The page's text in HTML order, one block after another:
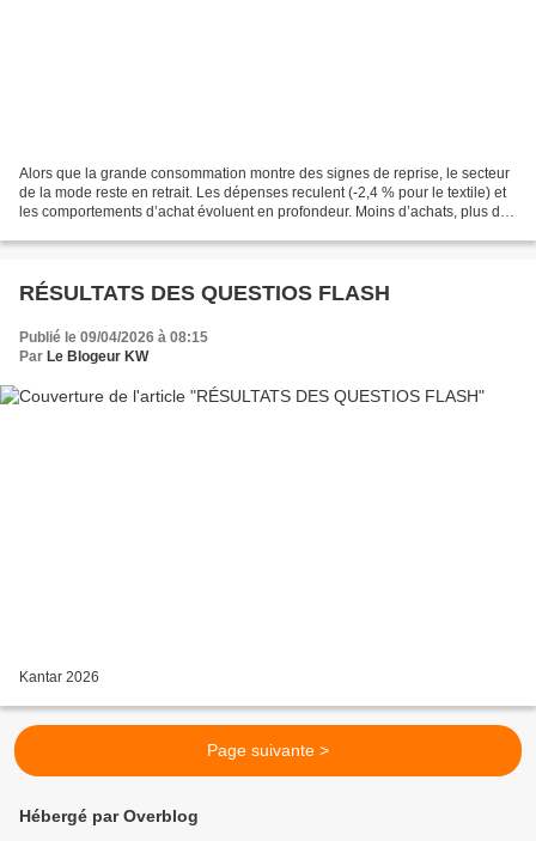
Alors que la grande consommation montre des signes de reprise, le secteur
de la mode reste en retrait. Les dépenses reculent (-2,4 % pour le textile) et
les comportements d’achat évoluent en profondeur. Moins d’achats, plus de
RÉSULTATS DES QUESTIOS FLASH
Publié le 09/04/2026 à 08:15
Par Le Blogeur KW
Kantar 2026
Page suivante >
Hébergé par Overblog